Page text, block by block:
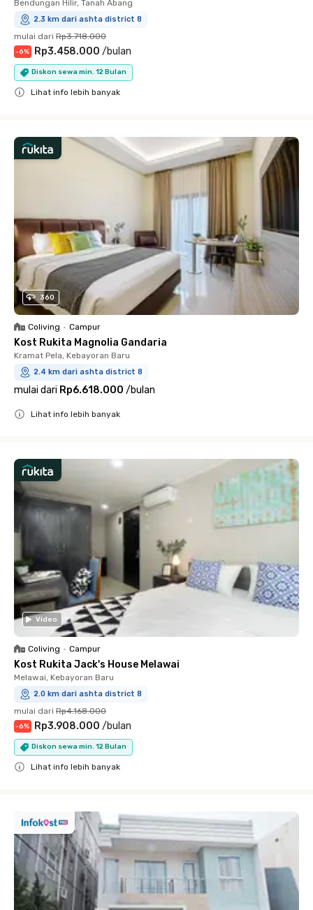
Bendungan Hilir, Tanah Abang
2.3 km dari ashta district 8
mulai dari Rp3.718.000
-6% Rp3.458.000 /bulan
Diskon sewa min. 12 Bulan
Lihat info lebih banyak
360
Coliving • Campur
Kost Rukita Magnolia Gandaria
Kramat Pela, Kebayoran Baru
2.4 km dari ashta district 8
mulai dari Rp6.618.000 /bulan
Lihat info lebih banyak
Video
Coliving • Campur
Kost Rukita Jack's House Melawai
Melawai, Kebayoran Baru
2.0 km dari ashta district 8
mulai dari Rp4.168.000
-6% Rp3.908.000 /bulan
Diskon sewa min. 12 Bulan
Lihat info lebih banyak